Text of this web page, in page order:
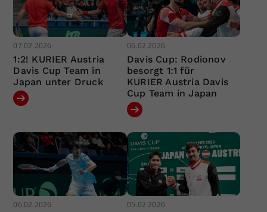
07.02.2026
1:2! KURIER Austria
Davis Cup Team in
Japan unter Druck
06.02.2026
Davis Cup: Rodionov
besorgt 1:1 für
KURIER Austria Davis
Cup Team in Japan
06.02.2026 05.02.2026